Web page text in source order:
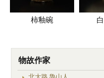
柿釉碗
物故作家